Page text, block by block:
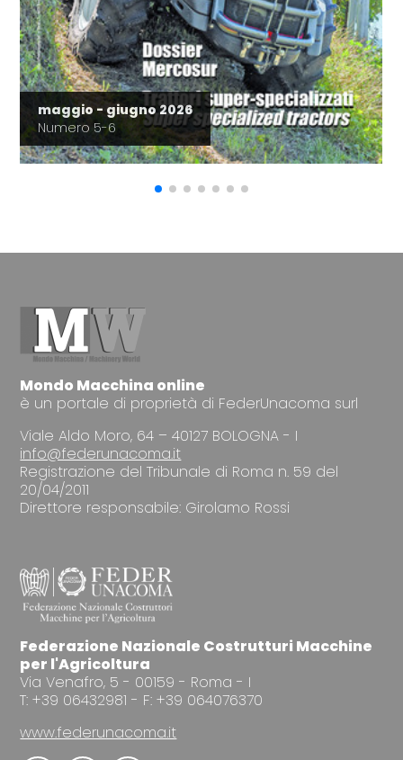
maggio - giugno 2026
Numero 5-6
Mondo Macchina online
è un portale di proprietà di FederUnacoma surl
Viale Aldo Moro, 64 – 40127 BOLOGNA - I
info@federunacoma.it
Registrazione del Tribunale di Roma n. 59 del
20/04/2011
Direttore responsabile: Girolamo Rossi
Federazione Nazionale Costrutturi Macchine
per l'Agricoltura
Via Venafro, 5 - 00159 - Roma - I
T: +39 06432981 - F: +39 064076370
www.federunacoma.it